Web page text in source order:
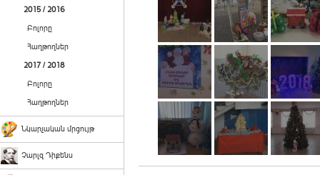
2015 / 2016
Բոլորը
Հաղթողներ
2017 / 2018
Բոլորը
Հաղթողներ
Նկարչական մրցույթ
Չարլզ Դիքենս